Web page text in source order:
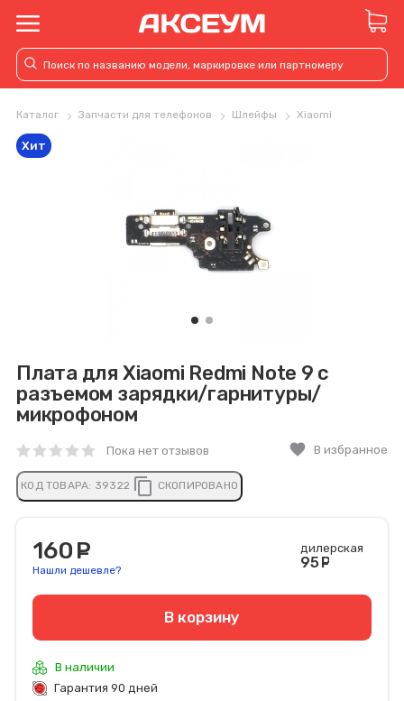
Каталог Запчасти для телефонов Шлейфы Xiaomi
Плата для Xiaomi Redmi Note 9 с
разъемом зарядки/гарнитуры/
микрофоном
Пока нет отзывов favorite В избранное
КОД ТОВАРА: 39322 content_copy СКОПИРОВАНО
Хит
160
Нашли дешевле?
дилерская
95
В корзину
В наличии
Гарантия 90 дней